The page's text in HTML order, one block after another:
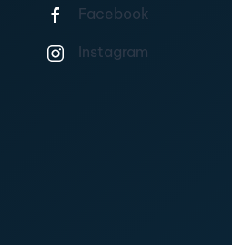
Facebook
Instagram